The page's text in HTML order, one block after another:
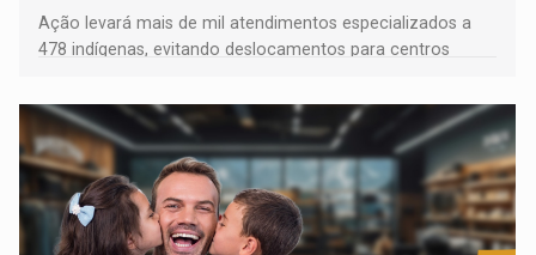
Ação levará mais de mil atendimentos especializados a
478 indígenas, evitando deslocamentos para centros